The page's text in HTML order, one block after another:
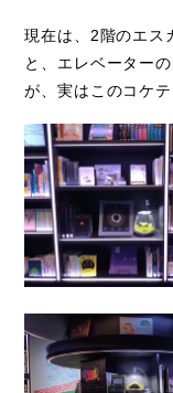
現在は、2階のエス
と、エレベーター
が、実はこのコケ